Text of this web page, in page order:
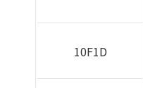
10F1D